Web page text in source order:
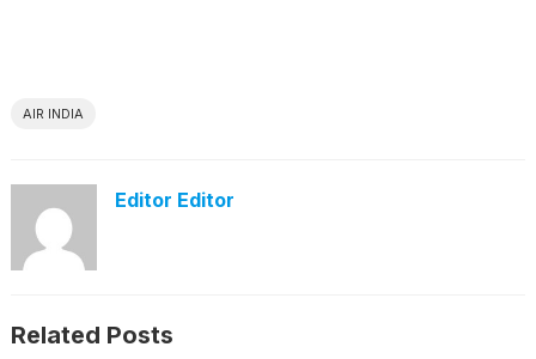
AIR INDIA
Editor Editor
Related Posts